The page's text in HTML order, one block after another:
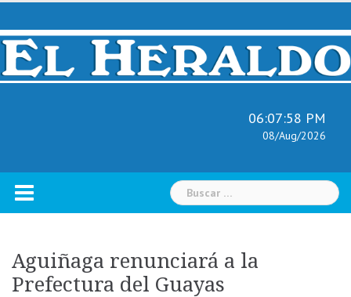
Skip
content
06:07:59 PM
08/Aug/2026
Buscar:
Aguiñaga renunciará a la
Prefectura del Guayas